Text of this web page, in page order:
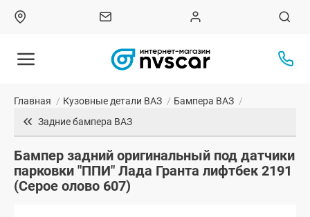
Главная / Кузовные детали ВАЗ / Бампера ВАЗ /
Задние бампера ВАЗ
Бампер задний оригинальный под датчики
парковки "ППИ" Лада Гранта лифтбек 2191
(Серое олово 607)